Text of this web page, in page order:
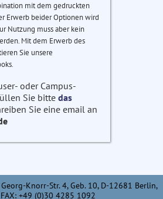
mit dem gedruckten
Erwerb beider Optionen wird
Nutzung muss aber kein
Mit dem Erwerb des
Sie unsere
oder Campus-
Sie bitte das
Sie eine email an
Knorr-Str. 4, Geb. 10, D-12681 Berlin,
+49 (0)30 4285 1092